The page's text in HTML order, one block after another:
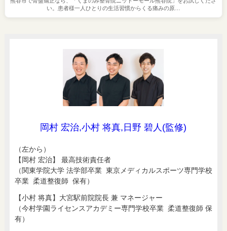
い。患者様一人ひとりの生活習慣からくる痛みの原…
岡村 宏治,小村 将真,日野 碧人(監修)
（左から）
【岡村 宏治】 最高技術責任者
（関東学院大学 法学部卒業 東京メディカルスポーツ専門学校
卒業 柔道整復師 保有）
【小村 将真】大宮駅前院院長 兼 マネージャー
（今村学園ライセンスアカデミー専門学校卒業 柔道整復師 保
有）